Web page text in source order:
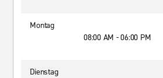
Montag
08:00 AM - 06:00 PM
Dienstag